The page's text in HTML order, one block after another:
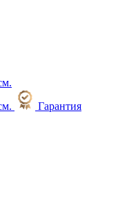
Гарантия